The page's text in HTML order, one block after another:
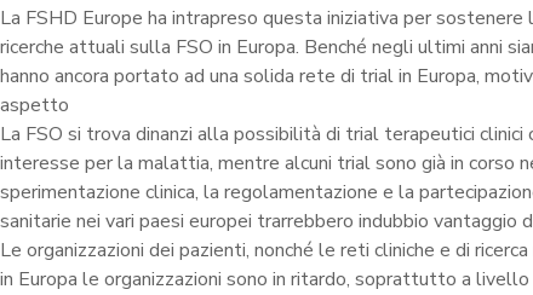
La FSHD Europe ha intrapreso questa iniziativa per
ricerche attuali sulla FSO in Europa. Benché negli ultimi anni
hanno ancora portato ad una solida rete di trial in Europa,
aspetto
La FSO si trova dinanzi alla possibilità di trial terapeutici
interesse per la malattia, mentre alcuni trial sono già in corso
sperimentazione clinica, la regolamentazione e la
sanitarie nei vari paesi europei trarrebbero indubbio
Le organizzazioni dei pazienti, nonché le reti cliniche e di
in Europa le organizzazioni sono in ritardo, soprattutto a